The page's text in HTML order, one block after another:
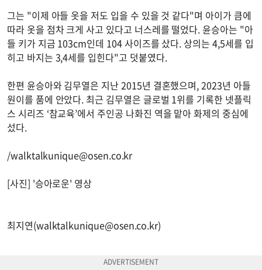
그는 "이제 아들 옷을 저도 입을 수 있을 것 같다"며 아이가 큼에
따라 옷을 점차 크게 사고 있다고 너스레를 떨었다. 윤승아는 "아
들 키가 지금 103cm인데 104 사이즈를 샀다. 상의는 4,5세를 입
히고 바지는 3,4세를 입힌다"고 덧붙였다.
한편 윤승아와 김무열은 지난 2015년 결혼했으며, 2023년 아들
원이를 품에 안았다. 최근 김무열은 글로벌 1위를 기록한 넷플릭
스 시리즈 ‘참교육’에서 주인공 나화진 역을 맡아 화제의 중심에
섰다.
/walktalkunique@osen.co.kr
[사진] '승아로운' 영상
최지연(walktalkunique@osen.co.kr)